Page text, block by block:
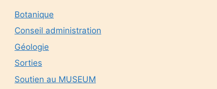
Botanique
Conseil administration
Géologie
Sorties
Soutien au MUSEUM